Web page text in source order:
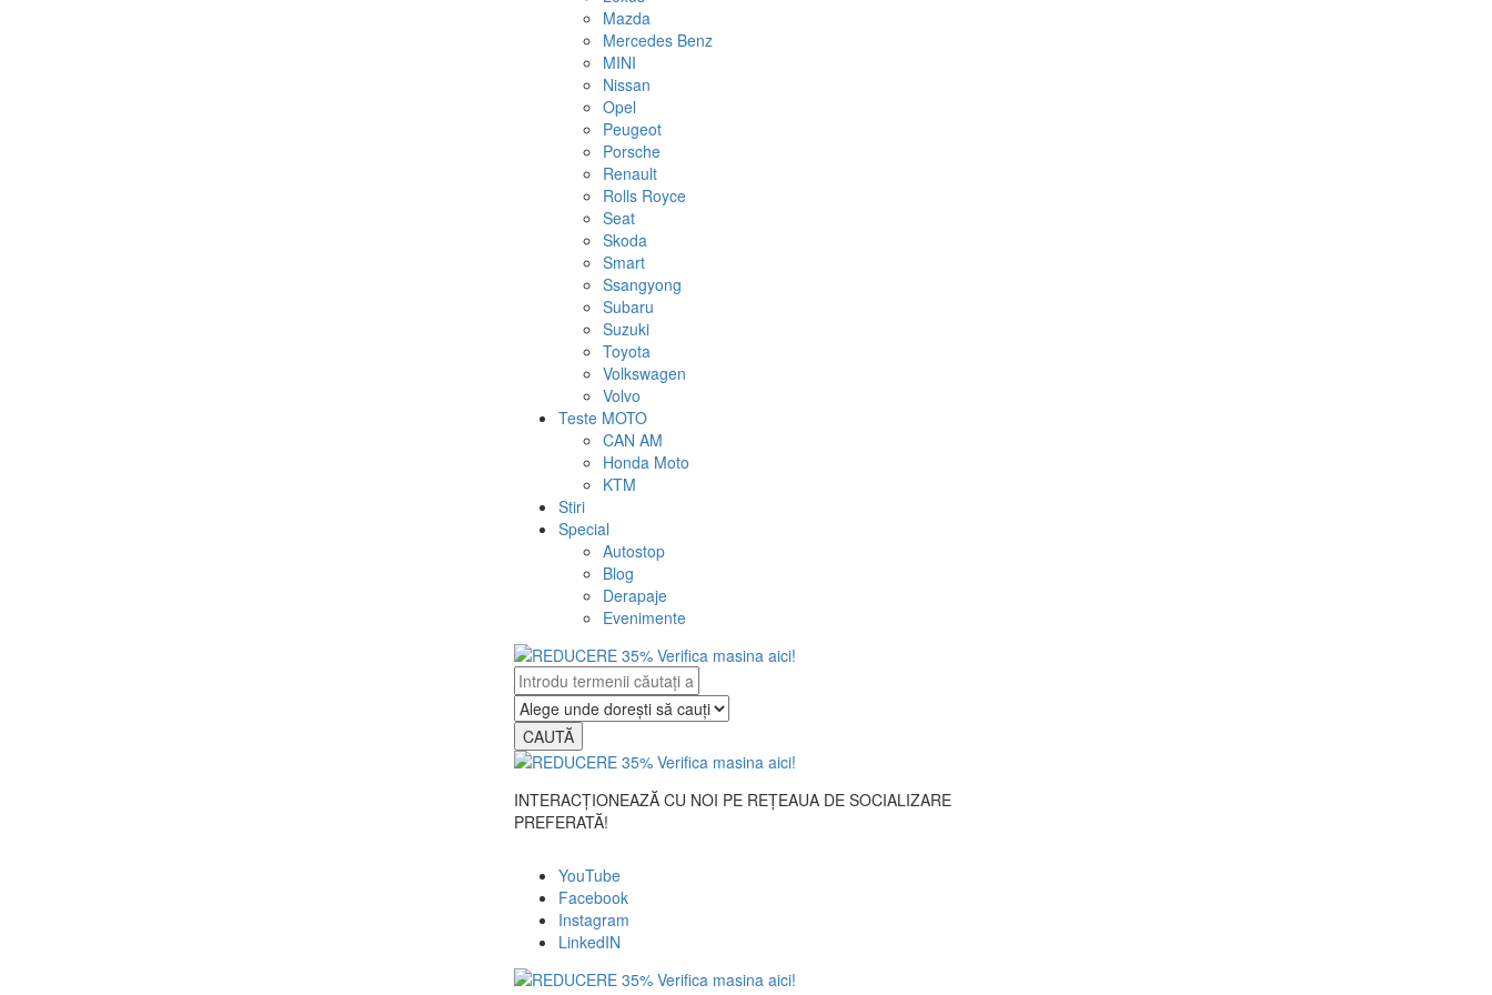
Mazda
Mercedes Benz
MINI
Nissan
Opel
Peugeot
Porsche
Renault
Rolls Royce
Seat
Skoda
Smart
Ssangyong
Subaru
Suzuki
Toyota
Volkswagen
Volvo
Teste MOTO
CAN AM
Honda Moto
KTM
Stiri
Special
Autostop
Blog
Derapaje
Evenimente
CAUTĂ
INTERACȚIONEAZĂ CU NOI PE REȚEAUA DE SOCIALIZARE
PREFERATĂ!
YouTube
Facebook
Instagram
LinkedIN